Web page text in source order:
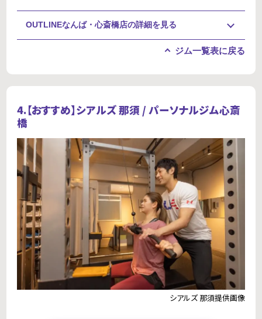
OUTLINEなんば・心斎橋店の詳細を見る
ジム一覧表に戻る
4.【おすすめ】シアルズ 那須 / パーソナルジム心斎
橋
シアルズ 那須提供画像